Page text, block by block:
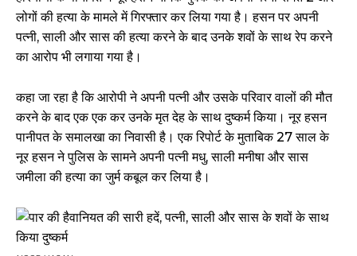
लोगों की हत्या के मामले में गिरफ्तार कर लिया गया है। हसन पर अपनी
पत्नी, साली और सास की हत्या करने के बाद उनके शवों के साथ रेप करने
का आरोप भी लगाया गया है।
कहा जा रहा है कि आरोपी ने अपनी पत्नी और उसके परिवार वालों की मौत
करने के बाद एक एक कर उनके मृत देह के साथ दुष्कर्म किया। नूर हसन
पानीपत के समालखा का निवासी है। एक रिपोर्ट के मुताबिक 27 साल के
नूर हसन ने पुलिस के सामने अपनी पत्नी मधु, साली मनीषा और सास
जमीला की हत्या का जुर्म कबूल कर लिया है।